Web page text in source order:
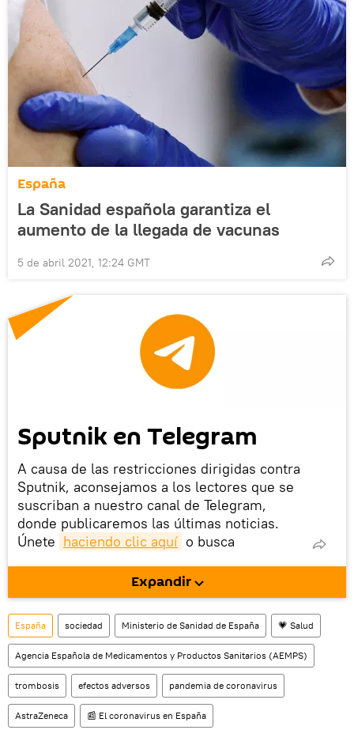
España
La Sanidad española garantiza el
aumento de la llegada de vacunas
5 de abril 2021, 12:24 GMT
Sputnik en Telegram
A causa de las restricciones dirigidas contra
Sputnik, aconsejamos a los lectores que se
suscriban a nuestro canal de Telegram,
donde publicaremos las últimas noticias.
Únete haciendo clic aquí o busca
tenemos un canal aparte Sputnik Mundo
Video.
Expandir
España sociedad Ministerio de Sanidad de España 💗 Salud
Agencia Española de Medicamentos y Productos Sanitarios (AEMPS)
trombosis efectos adversos pandemia de coronavirus
AstraZeneca 📰 El coronavirus en España